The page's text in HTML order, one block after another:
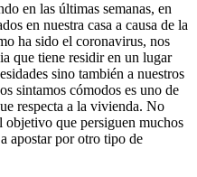
en las últimas semanas, en
en nuestra casa a causa de la
ha sido el coronavirus, nos
que tiene residir en un lugar
sino también a nuestros
sintamos cómodos es uno de
respecta a la vivienda. No
objetivo que persiguen muchos
apostar por otro tipo de